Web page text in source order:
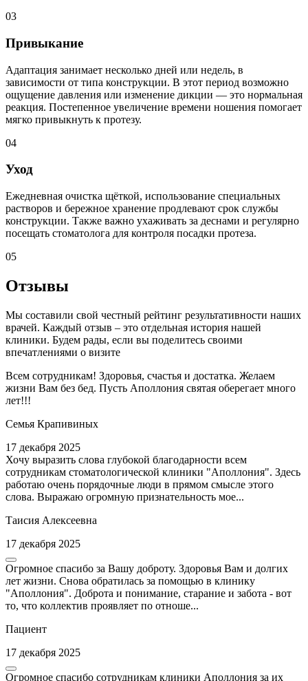
03
Привыкание
Адаптация занимает несколько дней или недель, в
зависимости от типа конструкции. В этот период возможно
ощущение давления или изменение дикции — это нормальная
реакция. Постепенное увеличение времени ношения помогает
мягко привыкнуть к протезу.
04
Уход
Ежедневная очистка щёткой, использование специальных
растворов и бережное хранение продлевают срок службы
конструкции. Также важно ухаживать за деснами и регулярно
посещать стоматолога для контроля посадки протеза.
05
Отзывы
Мы составили свой честный рейтинг результативности наших
врачей. Каждый отзыв – это отдельная история нашей
клиники. Будем рады, если вы поделитесь своими
впечатлениями о визите
Всем сотрудникам! Здоровья, счастья и достатка. Желаем
жизни Вам без бед. Пусть Аполлония святая оберегает много
лет!!!
Семья Крапивиных
17 декабря 2025
Хочу выразить слова глубокой благодарности всем
сотрудникам стоматологической клиники "Аполлония". Здесь
работаю очень порядочные люди в прямом смысле этого
слова. Выражаю огромную признательность мое...
Таисия Алексеевна
17 декабря 2025
Огромное спасибо за Вашу доброту. Здоровья Вам и долгих
лет жизни. Снова обратилась за помощью в клинику
"Аполлония". Доброта и понимание, старание и забота - вот
то, что коллектив проявляет по отноше...
Пациент
17 декабря 2025
Огромное спасибо сотрудникам клиники Аполлония за их